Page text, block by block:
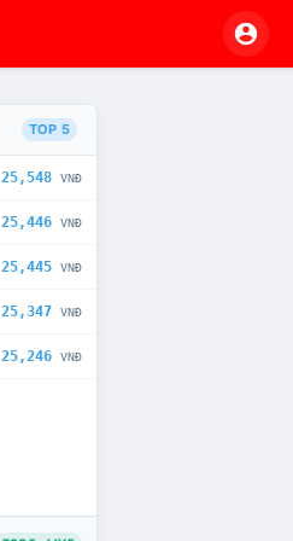
TOP 5
25,548 VNĐ
25,446 VNĐ
25,445 VNĐ
25,347 VNĐ
25,246 VNĐ